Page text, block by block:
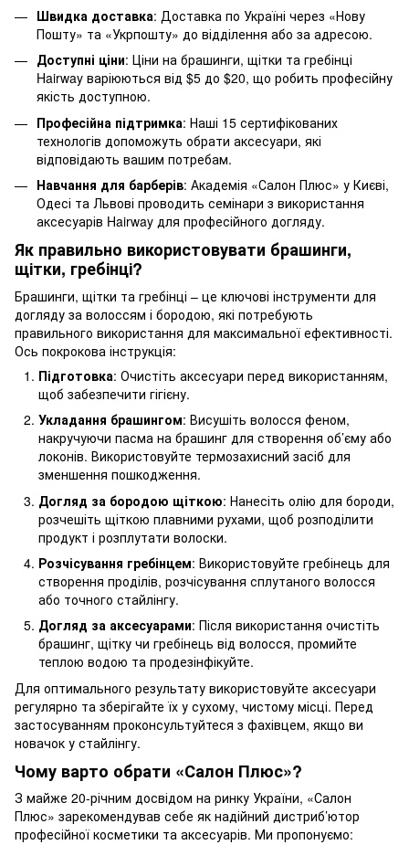
Швидка доставка: Доставка по Україні через «Нову
Пошту» та «Укрпошту» до відділення або за адресою.
Доступні ціни: Ціни на брашинги, щітки та гребінці
Hairway варіюються від $5 до $20, що робить професійну
якість доступною.
Професійна підтримка: Наші 15 сертифікованих
технологів допоможуть обрати аксесуари, які
відповідають вашим потребам.
Навчання для барберів: Академія «Салон Плюс» у Києві,
Одесі та Львові проводить семінари з використання
аксесуарів Hairway для професійного догляду.
Як правильно використовувати брашинги,
щітки, гребінці?
Брашинги, щітки та гребінці – це ключові інструменти для
догляду за волоссям і бородою, які потребують
правильного використання для максимальної ефективності.
Ось покрокова інструкція:
Підготовка: Очистіть аксесуари перед використанням,
щоб забезпечити гігієну.
Укладання брашингом: Висушіть волосся феном,
накручуючи пасма на брашинг для створення об’єму або
локонів. Використовуйте термозахисний засіб для
зменшення пошкодження.
Догляд за бородою щіткою: Нанесіть олію для бороди,
розчешіть щіткою плавними рухами, щоб розподілити
продукт і розплутати волоски.
Розчісування гребінцем: Використовуйте гребінець для
створення проділів, розчісування сплутаного волосся
або точного стайлінгу.
Догляд за аксесуарами: Після використання очистіть
брашинг, щітку чи гребінець від волосся, промийте
теплою водою та продезінфікуйте.
Для оптимального результату використовуйте аксесуари
регулярно та зберігайте їх у сухому, чистому місці. Перед
застосуванням проконсультуйтеся з фахівцем, якщо ви
новачок у стайлінгу.
Чому варто обрати «Салон Плюс»?
З майже 20-річним досвідом на ринку України, «Салон
Плюс» зарекомендував себе як надійний дистриб’ютор
професійної косметики та аксесуарів. Ми пропонуємо: